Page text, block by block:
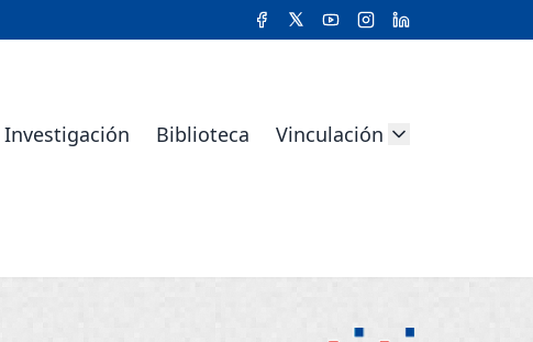
Investigación Biblioteca Vinculación